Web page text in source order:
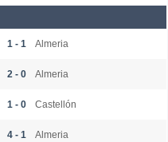
1 - 1 Almeria
2 - 0 Almeria
1 - 0 Castellón
4 - 1 Almeria